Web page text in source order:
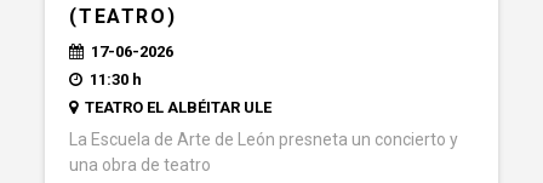
(TEATRO)
17-06-2026
11:30 h
TEATRO EL ALBÉITAR ULE
La Escuela de Arte de León presneta un concierto y
una obra de teatro